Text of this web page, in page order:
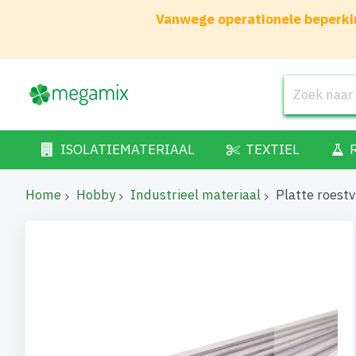
Vanwege operationele
ISOLATIEMATERIAAL TEXTIEL
Home Hobby Industrieel materiaal Platte